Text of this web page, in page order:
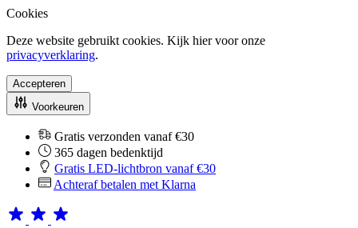
Cookies
Deze website gebruikt cookies. Kijk hier voor onze
privacyverklaring.
Accepteren
Voorkeuren
Gratis verzonden vanaf €30
365 dagen bedenktijd
Gratis LED-lichtbron vanaf €30
Achteraf betalen met Klarna